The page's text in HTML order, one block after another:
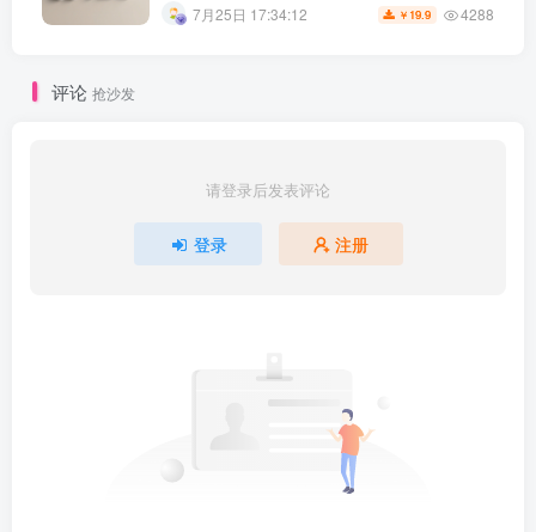
7月25日 17:34:12 ￥ 19.9 4288
评论 抢沙发
请登录后发表评论
登录 注册